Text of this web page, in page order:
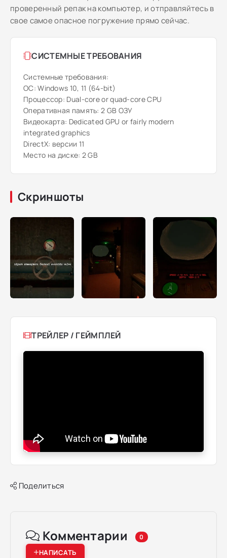
проверенный репак на компьютер, и отправляйтесь в
свое самое опасное погружение прямо сейчас.
СИСТЕМНЫЕ ТРЕБОВАНИЯ
Системные требования:
ОС: Windows 10, 11 (64-bit)
Процессор: Dual-core or quad-core CPU
Оперативная память: 2 GB ОЗУ
Видеокарта: Dedicated GPU or fairly modern
integrated graphics
DirectX: версии 11
Место на диске: 2 GB
Скриншоты
ТРЕЙЛЕР / ГЕЙМПЛЕЙ
Поделиться
Комментарии 0
НАПИСАТЬ